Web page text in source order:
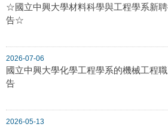
☆國立中興大學材料科學與工程學系新
告☆
2026-07-06
國立中興大學化學工程學系的機械工程
告
2026-05-13